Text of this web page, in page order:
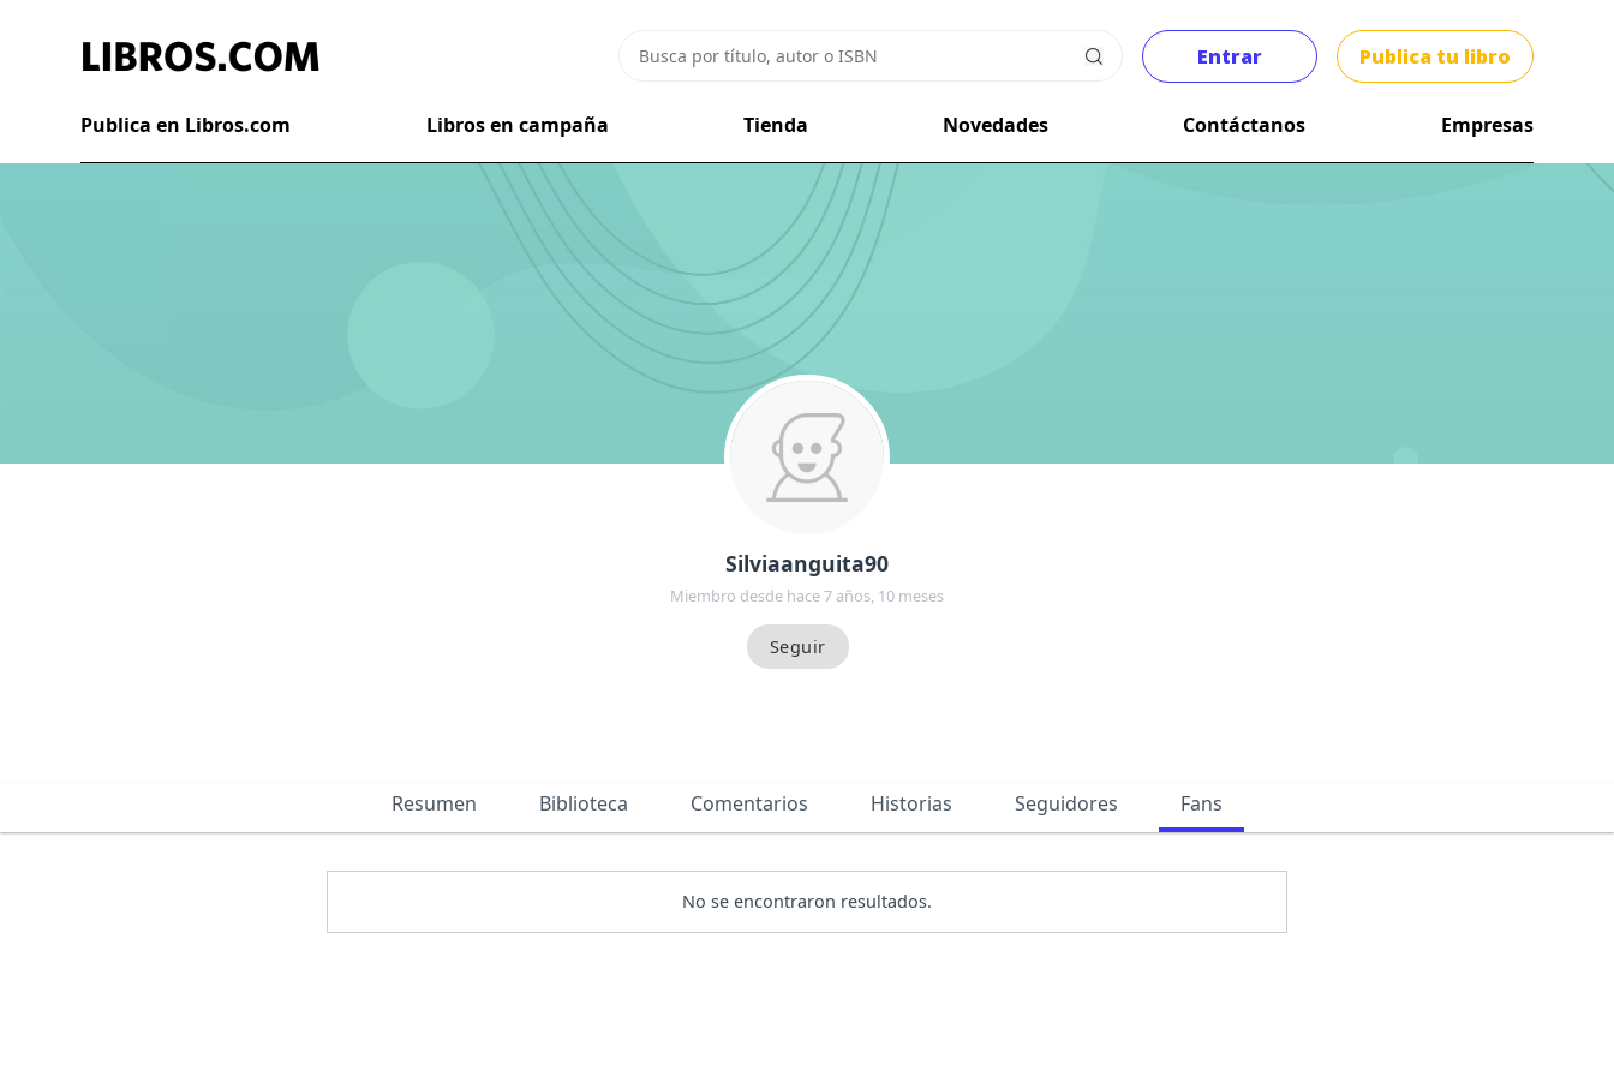
Entrar Publica tu libro
Publica en Libros.com Libros en campaña Tienda Novedades Contáctanos Empresas
Silviaanguita90
Miembro desde hace 7 años, 10 meses
Resumen Biblioteca Comentarios Historias Seguidores Fans
No se encontraron resultados.